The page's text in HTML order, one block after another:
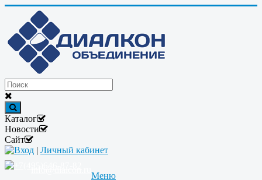
Каталог
Новости
Сайт
Вход | Личный кабинет
Меню